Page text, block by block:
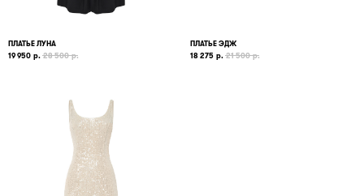
ПЛАТЬЕ ЛУНА
19 950 р. 28 500 р.
ПЛАТЬЕ ЭДЖ
18 275 р. 21 500 р.